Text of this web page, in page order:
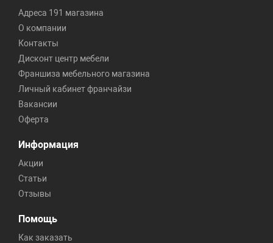
Адреса 191 магазина
О компании
Контакты
Дисконт центр мебели
Франшиза мебельного магазина
Личный кабинет франчайзи
Вакансии
Оферта
Информация
Акции
Статьи
Отзывы
Помощь
Как заказать